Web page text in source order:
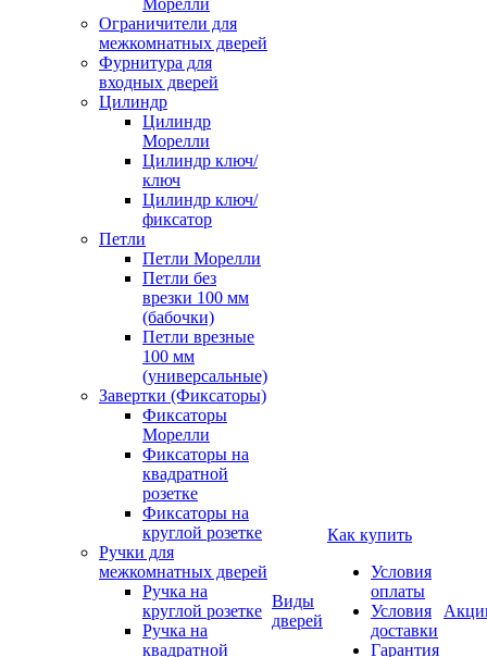
Морелли
Ограничители для
межкомнатных дверей
Фурнитура для
входных дверей
Цилиндр
Цилиндр
Морелли
Цилиндр ключ/
ключ
Цилиндр ключ/
фиксатор
Петли
Петли Морелли
Петли без
врезки 100 мм
(бабочки)
Петли врезные
100 мм
(универсальные)
Завертки (Фиксаторы)
Фиксаторы
Морелли
Фиксаторы на
квадратной
розетке
Фиксаторы на
круглой розетке
Ручки для
межкомнатных дверей
Ручка на
круглой розетке
Ручка на
квадратной
Виды
дверей
Как купить
Условия
оплаты
Условия
доставки
Гарантия